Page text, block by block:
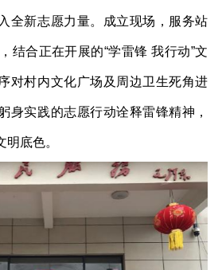
全新志愿力量。成立现场，服务站
结合正在开展的“学雷锋 我行动”文
对村内文化广场及周边卫生死角进
身实践的志愿行动诠释雷锋精神，
底色。